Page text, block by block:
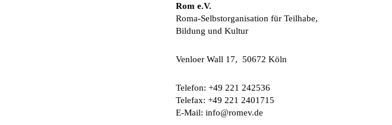
Rom e.V.
Roma-Selbstorganisation für Teilhabe,
Bildung und Kultur
Venloer Wall 17, 50672 Köln
Telefon: +49 221 242536
Telefax: +49 221 2401715
E-Mail: info@romev.de